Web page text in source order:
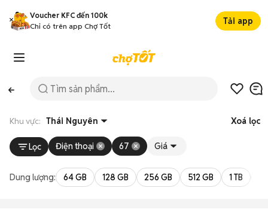
Voucher KFC đến 100k
Chỉ có trên app Chợ Tốt
Tải app
Khu vực: Thái Nguyên Xoá lọc
Lọc Điện thoại 67 Giá
Dung lượng: 64 GB 128 GB 256 GB 512 GB 1 TB